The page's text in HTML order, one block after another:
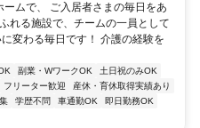
ームで、 ご入居者さまの毎日をあ
れる施設で、チームの一員として
変わる毎日です！ 介護の経験を
副業・WワークOK
土日祝のみOK
フリーター歓迎
産休・育休取得実績あり
学歴不問 車通勤OK
即日勤務OK